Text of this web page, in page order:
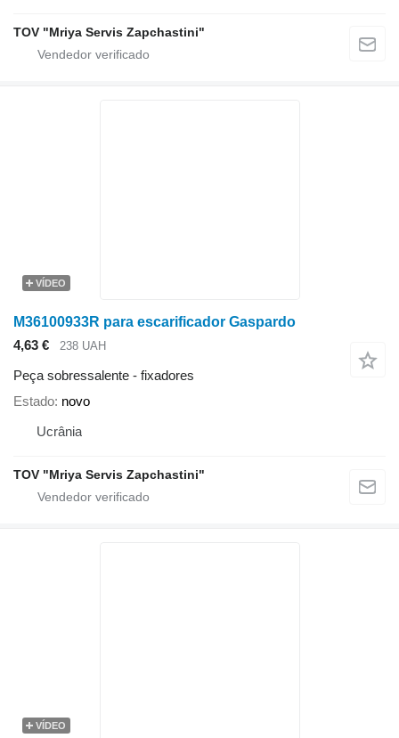
TOV "Mriya Servis Zapchastini"
VÍDEO
M36100933R para escarificador Gaspardo
4,63 €
238 UAH
Peça sobressalente - fixadores
Estado novo
Ucrânia
TOV "Mriya Servis Zapchastini"
VÍDEO